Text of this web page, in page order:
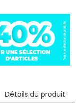
Détails du produit